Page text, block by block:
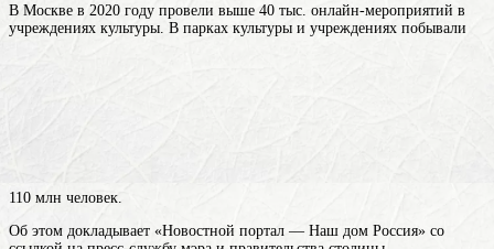
В Москве в 2020 году провели выше 40 тыс. онлайн-мероприятий в
учреждениях культуры. В парках культуры и учреждениях побывали
110 млн человек.
Об этом докладывает «Новостной портал — Наш дом Россия» со